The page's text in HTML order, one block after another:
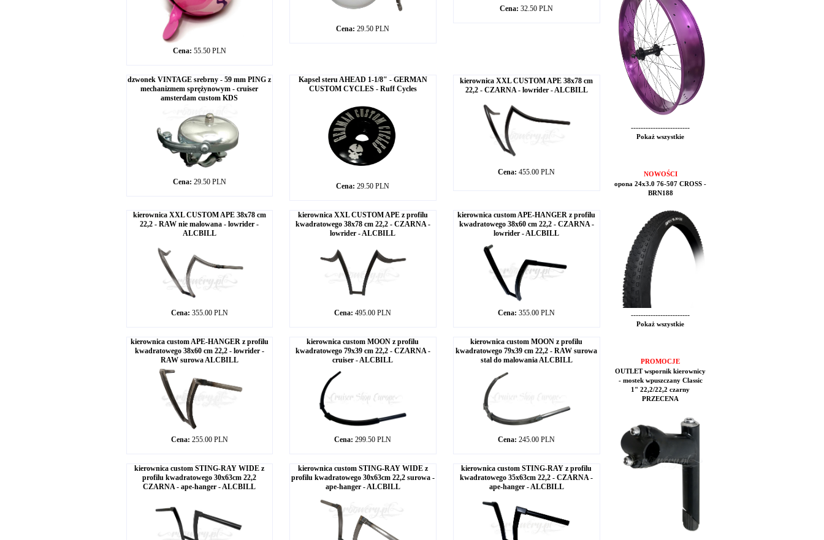
Cena: 55.50 PLN
Cena: 29.50 PLN
Cena: 32.50 PLN
dzwonek VINTAGE srebrny - 59 mm PING z
mechanizmem sprężynowym - cruiser
amsterdam custom KDS
Cena: 29.50 PLN
Kapsel steru AHEAD 1-1/8" - GERMAN
CUSTOM CYCLES - Ruff Cycles
Cena: 29.50 PLN
kierownica XXL CUSTOM APE 38x78 cm
22,2 - CZARNA - lowrider - ALCBILL
Cena: 455.00 PLN
kierownica XXL CUSTOM APE 38x78 cm
22,2 - RAW nie malowana - lowrider -
ALCBILL
Cena: 355.00 PLN
kierownica XXL CUSTOM APE z profilu
kwadratowego 38x78 cm 22,2 - CZARNA -
lowrider - ALCBILL
Cena: 495.00 PLN
kierownica custom APE-HANGER z profilu
kwadratowego 38x60 cm 22,2 - CZARNA -
lowrider - ALCBILL
Cena: 355.00 PLN
kierownica custom APE-HANGER z profilu
kwadratowego 38x60 cm 22,2 - lowrider -
RAW surowa ALCBILL
Cena: 255.00 PLN
kierownica custom MOON z profilu
kwadratowego 79x39 cm 22,2 - CZARNA -
cruiser - ALCBILL
Cena: 299.50 PLN
kierownica custom MOON z profilu
kwadratowego 79x39 cm 22,2 - RAW surowa
stal do malowania ALCBILL
Cena: 245.00 PLN
kierownica custom STING-RAY WIDE z
profilu kwadratowego 30x63cm 22,2
CZARNA - ape-hanger - ALCBILL
kierownica custom STING-RAY WIDE z
profilu kwadratowego 30x63cm 22,2 surowa -
ape-hanger - ALCBILL
kierownica custom STING-RAY z profilu
kwadratowego 35x63cm 22,2 - CZARNA -
ape-hanger - ALCBILL
------------------------
Pokaż wszystkie
NOWOŚCI
opona 24x3.0 76-507 CROSS -
BRN188
------------------------
Pokaż wszystkie
PROMOCJE
OUTLET wspornik kierownicy
- mostek wpuszczany Classic
1" 22,2/22,2 czarny
PRZECENA